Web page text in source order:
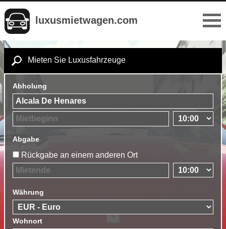
luxusmietwagen.com
Mieten Sie Luxusfahrzeuge
Abholung
Abgabe
Rückgabe an einem anderen Ort
Währung
Wohnort